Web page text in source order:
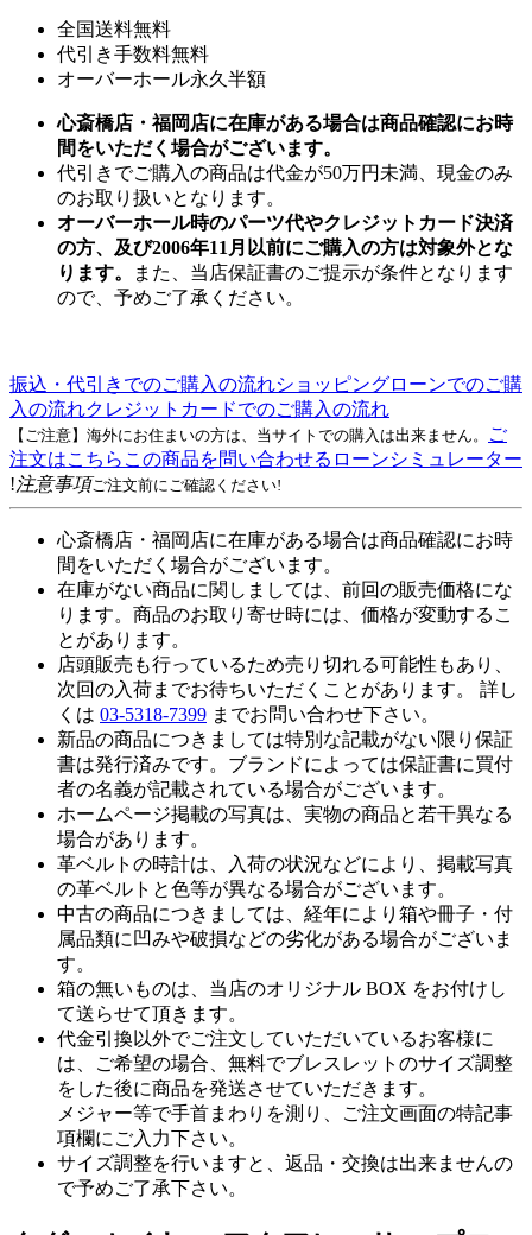
全国送料無料
代引き手数料無料
オーバーホール永久半額
心斎橋店・福岡店に在庫がある場合は商品確認にお時
間をいただく場合がございます。
代引きでご購入の商品は代金が50万円未満、現金のみ
のお取り扱いとなります。
オーバーホール時のパーツ代やクレジットカード決済
の方、及び2006年11月以前にご購入の方は対象外とな
ります。
また、当店保証書のご提示が条件となります
ので、予めご了承ください。
振込・代引きでのご購入の流れショッピングローンでのご購
入の流れクレジットカードでのご購入の流れ
【ご注意】海外にお住まいの方は、当サイトでの購入は出来ません。
ご
注文はこちら この商品を問い合わせる ローンシミュレーター
!注意事項ご注文前にご確認ください!
心斎橋店・福岡店に在庫がある場合は商品確認にお時
間をいただく場合がございます。
在庫がない商品に関しましては、前回の販売価格にな
ります。商品のお取り寄せ時には、価格が変動するこ
とがあります。
店頭販売も行っているため売り切れる可能性もあり、
次回の入荷までお待ちいただくことがあります。 詳し
くは 03-5318-7399 までお問い合わせ下さい。
新品の商品につきましては特別な記載がない限り保証
書は発行済みです。ブランドによっては保証書に買付
者の名義が記載されている場合がございます。
ホームページ掲載の写真は、実物の商品と若干異なる
場合があります。
革ベルトの時計は、入荷の状況などにより、掲載写真
の革ベルトと色等が異なる場合がございます。
中古の商品につきましては、経年により箱や冊子・付
属品類に凹みや破損などの劣化がある場合がございま
す。
箱の無いものは、当店のオリジナル BOX をお付けし
て送らせて頂きます。
代金引換以外でご注文していただいているお客様に
は、ご希望の場合、無料でブレスレットのサイズ調整
をした後に商品を発送させていただきます。
メジャー等で手首まわりを測り、ご注文画面の特記事
項欄にご入力下さい。
サイズ調整を行いますと、返品・交換は出来ませんの
で予めご了承下さい。